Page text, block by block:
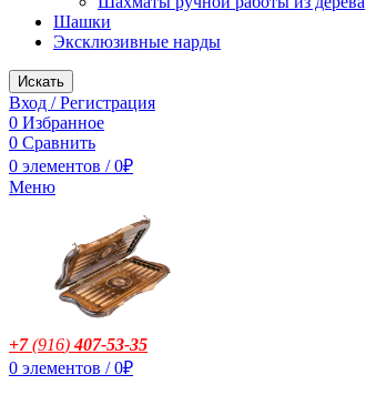
Шашки
Эксклюзивные нарды
Искать
Вход / Регистрация
0 Избранное
0 Сравнить
0 элементов / 0₽
Меню
+7(916)407-53-35
0 элементов / 0₽